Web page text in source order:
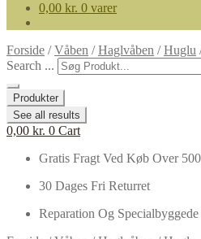
0,00 kr. 0 varer
Forside /Våben /Haglvåben /Huglu
Search ...
Produkter
See all results
0,00 kr. 0 Cart
Gratis Fragt Ved Køb Over
30 Dages Fri Returret
Reparation Og